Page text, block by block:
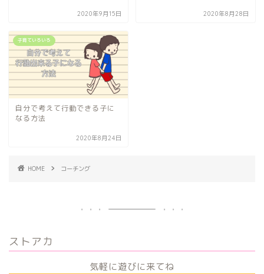
2020年9月15日 2020年8月28日
子育ていろいろ
自分で考えて行動できる子に
なる方法
2020年8月24日
HOME コーチング
ストアカ
気軽に遊びに来てね